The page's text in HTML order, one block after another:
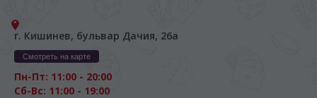
г. Кишинев, бульвар Дачия, 26а
Смотреть на карте
Пн-Пт: 11:00 - 20:00
Сб-Вс: 11:00 - 19:00